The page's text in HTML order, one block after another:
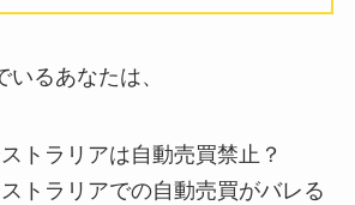
るあなたは、
トラリアは自動売買禁止？
トラリアでの自動売買がバレる